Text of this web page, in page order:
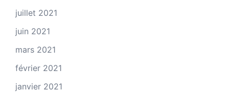
juillet 2021
juin 2021
mars 2021
février 2021
janvier 2021